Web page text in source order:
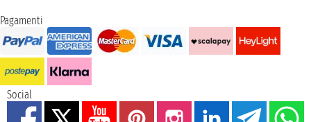
Pagamenti
Social